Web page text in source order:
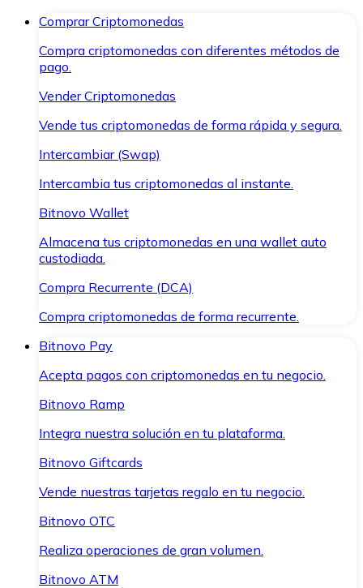
Comprar Criptomonedas
Compra criptomonedas con diferentes métodos de
pago.
Vender Criptomonedas
Vende tus criptomonedas de forma rápida y segura.
Intercambiar (Swap)
Intercambia tus criptomonedas al instante.
Bitnovo Wallet
Almacena tus criptomonedas en una wallet auto
custodiada.
Compra Recurrente (DCA)
Compra criptomonedas de forma recurrente.
Bitnovo Pay
Acepta pagos con criptomonedas en tu negocio.
Bitnovo Ramp
Integra nuestra solución en tu plataforma.
Bitnovo Giftcards
Vende nuestras tarjetas regalo en tu negocio.
Bitnovo OTC
Realiza operaciones de gran volumen.
Bitnovo ATM